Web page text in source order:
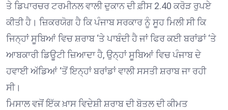
ਤੇ ਡਿਪਾਰਚਰ ਟਰਮੀਨਲ ਵਾਲੀ ਦੁਕਾਨ ਦੀ ਫ਼ੀਸ 2.40 ਕਰੋੜ ਰੁਪਏ
ਕੀਤੀ ਹੈ। ਜ਼ਿਕਰਯੋਗ ਹੈ ਕਿ ਪੰਜਾਬ ਸਰਕਾਰ ਨੂੰ ਸੂਹ ਮਿਲੀ ਸੀ ਕਿ
ਜਿਨ੍ਹਾਂ ਸੂਬਿਆਂ ਵਿਚ ਸ਼ਰਾਬ ‘ਤੇ ਪਾਬੰਦੀ ਹੈ ਜਾਂ ਫਿਰ ਕਈ ਬਰਾਂਡਾਂ ‘ਤੇ
ਆਬਕਾਰੀ ਡਿਊਟੀ ਜ਼ਿਆਦਾ ਹੈ, ਉਨ੍ਹਾਂ ਸੂਬਿਆਂ ਵਿਚ ਪੰਜਾਬ ਦੇ
ਹਵਾਈ ਅੱਡਿਆਂ ‘ਤੋਂ ਇਨ੍ਹਾਂ ਬਰਾਂਡਾਂ ਵਾਲੀ ਸਸਤੀ ਸ਼ਰਾਬ ਜਾ ਰਹੀ
ਸੀ।
ਮਿਸਾਲ ਵਜੋਂ ਇੱਕ ਖ਼ਾਸ ਵਿਦੇਸ਼ੀ ਸ਼ਰਾਬ ਦੀ ਬੋਤਲ ਦੀ ਕੀਮਤ